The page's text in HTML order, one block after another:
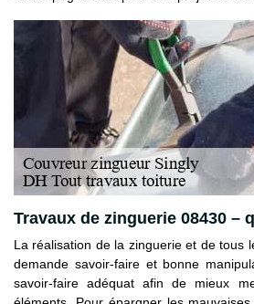
Travaux de zinguerie 08430 –
La réalisation de la zinguerie et de tous
demande savoir-faire et bonne
savoir-faire adéquat afin de mieux